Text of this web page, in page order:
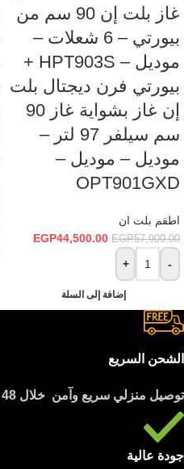
غاز بلت إن 90 سم من
بيورتي – 6 شعلات –
موديل – HPT903S +
بيورتي فرن ديجتال بلت
إن غاز بشواية غاز 90
سم سيلفر 97 لتر –
موديل – موديل –
OPT901GXD
اطقم بلت ان
EGP57,900.00
EGP44,500.00
-
+
إضافة إلى السلة
الشحن السريع
توصيل منزلي سريع وآمن خلال 48 ساعة عمل فقط. 🚚
جودة عالية